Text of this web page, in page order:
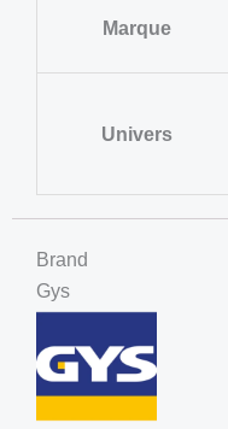
Marque
Univers
Brand
Gys